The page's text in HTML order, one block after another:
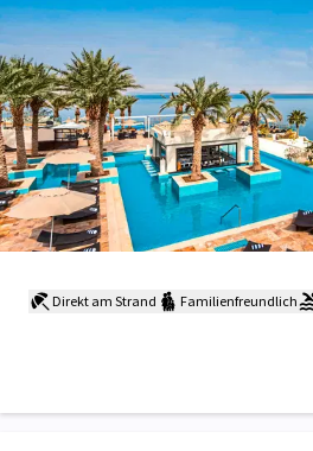
Direkt am Strand Familienfreundlich